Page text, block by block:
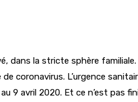
dans la stricte sphère
coronavirus. L’urgence
9 avril 2020. Et ce n’est pas